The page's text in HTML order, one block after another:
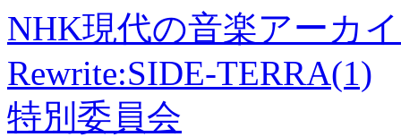
NHK現代の音楽アーカ
Rewrite:SIDE-TERRA(1)
特別委員会